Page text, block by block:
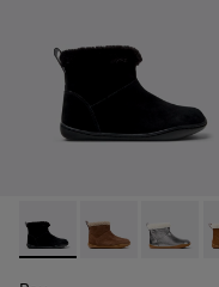
Peu - K900365-005 -
Peu - Peu -